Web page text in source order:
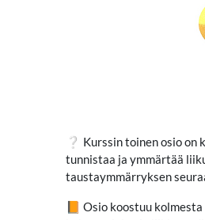
❔ Kurssin toinen osio
tunnistaa ja ymmärtää
taustaymmärryksen
📙 Osio koostuu